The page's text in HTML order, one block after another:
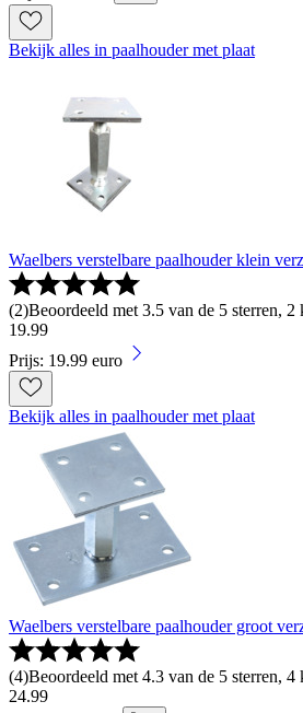
Bekijk alles in paalhouder met plaat
Waelbers verstelbare paalhouder klein
(2)Beoordeeld met 3.5 van de 5 sterren, 2
19.99
Prijs: 19.99 euro
Bekijk alles in paalhouder met plaat
Waelbers verstelbare paalhouder groot
(4)Beoordeeld met 4.3 van de 5 sterren, 4
24.99